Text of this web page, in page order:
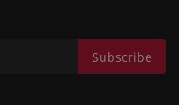
Subscribe